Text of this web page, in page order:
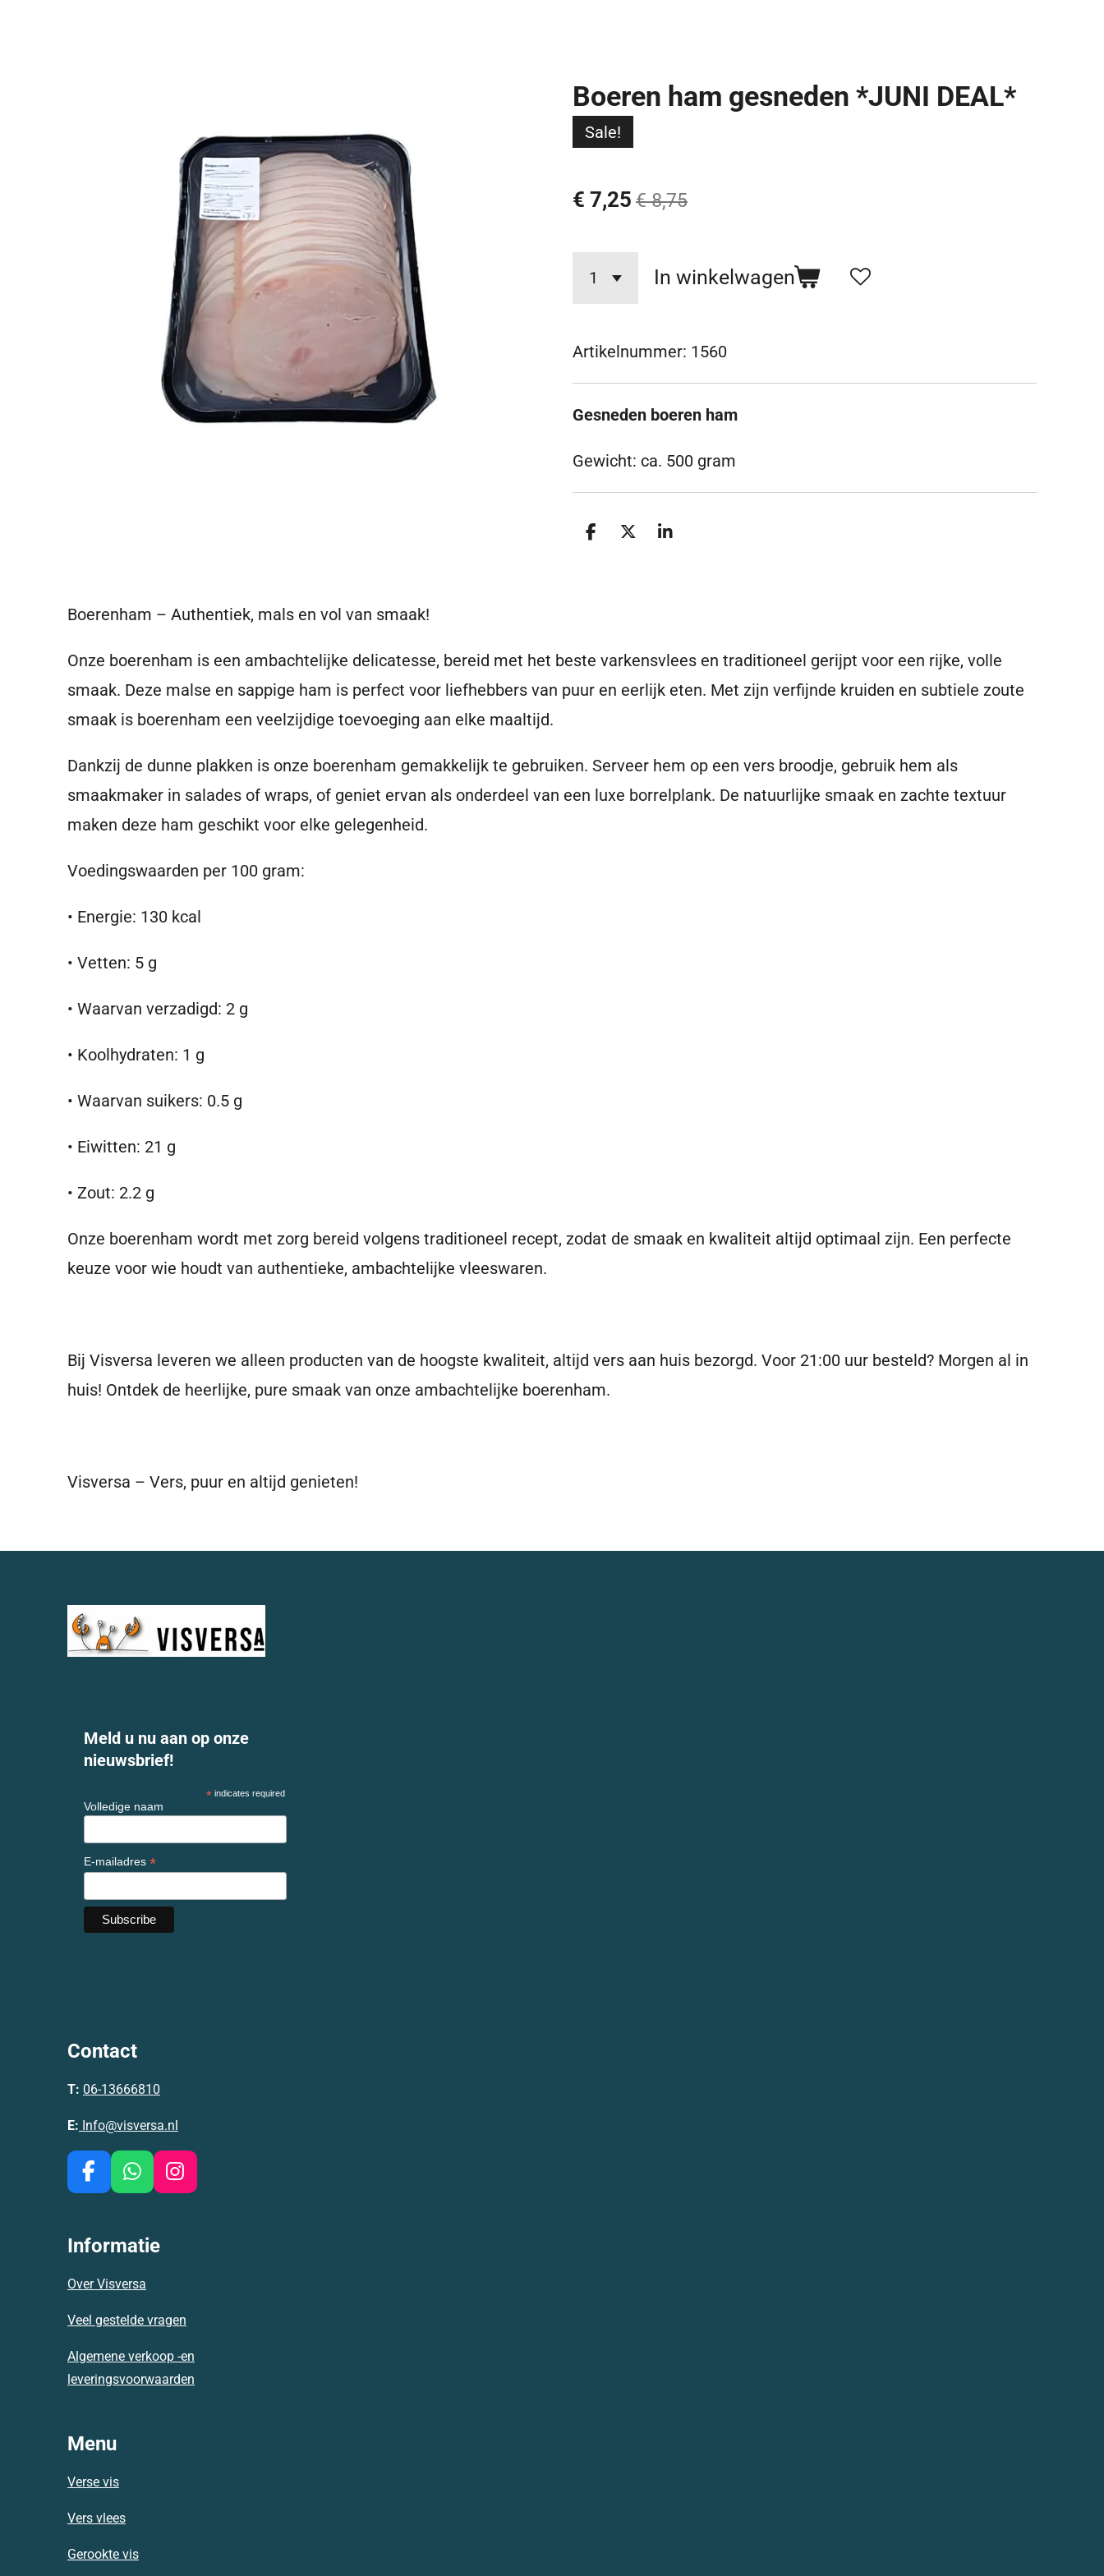
Boeren ham gesneden *JUNI DEAL*
Sale!
€ 7,25 € 8,75
In winkelwagen
Artikelnummer: 1560
Gesneden boeren ham
Gewicht: ca. 500 gram
D
D
S
Boerenham – Authentiek, mals en vol van smaak!
Onze boerenham is een ambachtelijke delicatesse, bereid met het beste varkensvlees en traditioneel gerijpt voor een rijke, volle
smaak. Deze malse en sappige ham is perfect voor liefhebbers van puur en eerlijk eten. Met zijn verfijnde kruiden en subtiele zoute
smaak is boerenham een veelzijdige toevoeging aan elke maaltijd.
Dankzij de dunne plakken is onze boerenham gemakkelijk te gebruiken. Serveer hem op een vers broodje, gebruik hem als
smaakmaker in salades of wraps, of geniet ervan als onderdeel van een luxe borrelplank. De natuurlijke smaak en zachte textuur
maken deze ham geschikt voor elke gelegenheid.
Voedingswaarden per 100 gram:
• Energie: 130 kcal
• Vetten: 5 g
• Waarvan verzadigd: 2 g
• Koolhydraten: 1 g
• Waarvan suikers: 0.5 g
• Eiwitten: 21 g
• Zout: 2.2 g
Onze boerenham wordt met zorg bereid volgens traditioneel recept, zodat de smaak en kwaliteit altijd optimaal zijn. Een perfecte
keuze voor wie houdt van authentieke, ambachtelijke vleeswaren.
Bij Visversa leveren we alleen producten van de hoogste kwaliteit, altijd vers aan huis bezorgd. Voor 21:00 uur besteld? Morgen al in
huis! Ontdek de heerlijke, pure smaak van onze ambachtelijke boerenham.
Visversa – Vers, puur en altijd genieten!
Meld u nu aan op onze
nieuwsbrief!
*indicates required
Volledige naam
E-mailadres *
Contact
T: 06-13666810
E: Info@visversa.nl
F
a
e
b
o
k
W
h
t
s
A
p
I
n
a
Informatie
Over Visversa
Veel gestelde vragen
Algemene verkoop -en
leveringsvoorwaarden
Menu
Verse vis
Vers vlees
Gerookte vis